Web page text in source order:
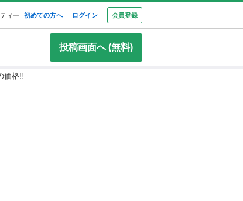
ィー 初めての方へ ログイン 会員登録
投稿画面へ (無料)
価格‼️